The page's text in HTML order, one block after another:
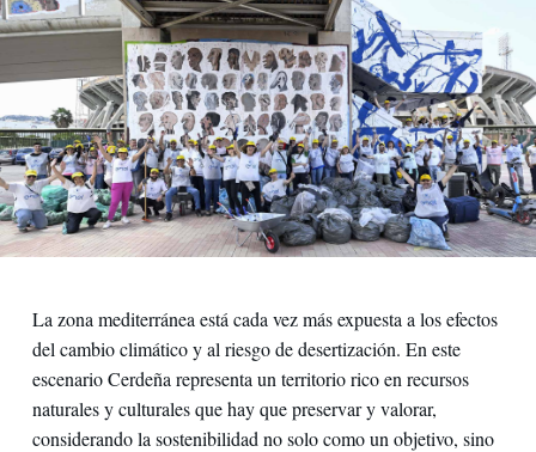
La zona mediterránea está cada vez más expuesta a los efectos
del cambio climático y al riesgo de desertización. En este
escenario Cerdeña representa un territorio rico en recursos
naturales y culturales que hay que preservar y valorar,
considerando la sostenibilidad no solo como un objetivo, sino